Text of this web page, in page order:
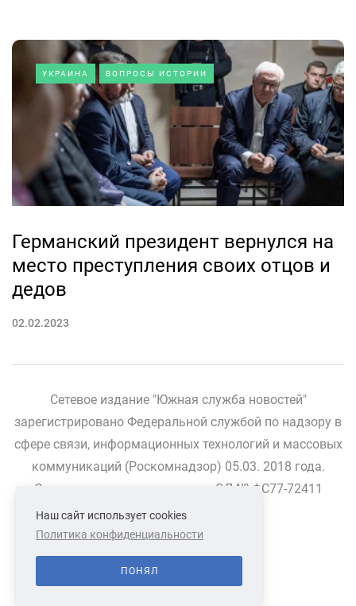
УКРАИНА ВОПРОСЫ ИСТОРИИ
Германский президент вернулся на
место преступления своих отцов и
дедов
02.02.2023
Сетевое издание "Южная служба новостей"
зарегистрировано Федеральной службой по надзору в
сфере связи, информационных технологий и массовых
коммуникаций (Роскомнадзор) 05.03. 2018 года.
Свидетельство о регистрации ЭЛ № ФС77-72411
СВЯЗАТЬСЯ С НАМИ
Наш сайт использует cookies
Политика конфиденциальности
ПОНЯЛ